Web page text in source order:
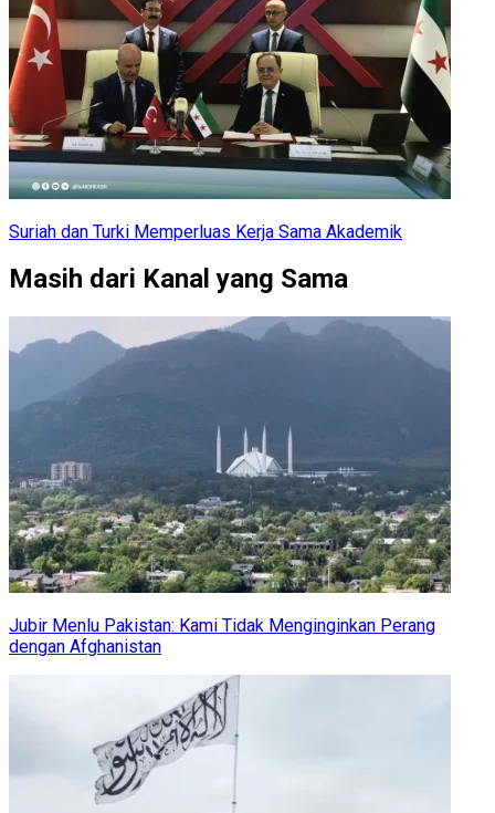
Suriah dan Turki Memperluas Kerja Sama Akademik
Masih dari Kanal yang Sama
Jubir Menlu Pakistan: Kami Tidak Menginginkan Perang
dengan Afghanistan